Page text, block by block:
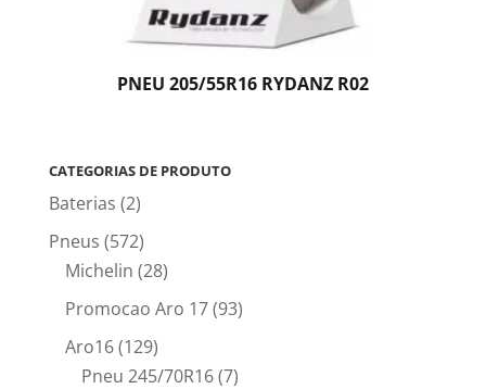
PNEU 205/55R16 RYDANZ R02
CATEGORIAS DE PRODUTO
Baterias (2)
Pneus (572)
Michelin (28)
Promocao Aro 17(93)
Aro16(129)
Pneu 245/70R16(7)